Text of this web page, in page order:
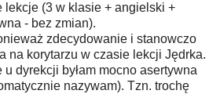
lekcje (3 w klasie + angielski +
- bez zmian).
zdecydowanie i stanowczo
na korytarzu w czasie lekcji Jędrka.
dyrekcji byłam mocno asertywna
nazywam). Tzn. trochę